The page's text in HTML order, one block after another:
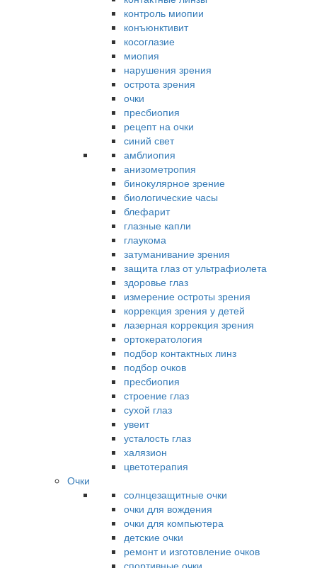
контроль миопии
конъюнктивит
косоглазие
миопия
нарушения зрения
острота зрения
очки
пресбиопия
рецепт на очки
синий свет
амблиопия
анизометропия
бинокулярное зрение
биологические часы
блефарит
глазные капли
глаукома
затуманивание зрения
защита глаз от ультрафиолета
здоровье глаз
измерение остроты зрения
коррекция зрения у детей
лазерная коррекция зрения
ортокератология
подбор контактных линз
подбор очков
пресбиопия
строение глаз
сухой глаз
увеит
усталость глаз
халязион
цветотерапия
Очки
солнцезащитные очки
очки для вождения
очки для компьютера
детские очки
ремонт и изготовление очков